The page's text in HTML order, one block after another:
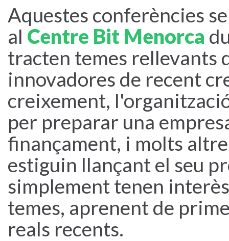
Aquestes conferències
al Centre Bit Menorca
tracten temes rellevants
innovadores de recent
creixement,
per preparar una
finançament, i molts
estiguin llançant el seu
simplement tenen
temes, aprenent de
reals recents.